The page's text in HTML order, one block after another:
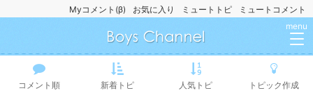
ミュートコメント
ミュートトピ
お気に入り
Myコメント(β)
menu
コメント順 新着トピ 人気トピ トピック作成